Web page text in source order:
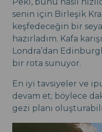
senin için Birleşik
keşfedeceğin bir
hazırladım. Kafa
Londra’dan
bir rota sunuyor.
En iyi tavsiyeler ve
devam et; böylece
gezi planı